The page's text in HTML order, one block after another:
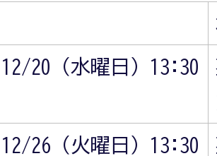
12/20（水曜日）13:30
12/26（火曜日）13:30